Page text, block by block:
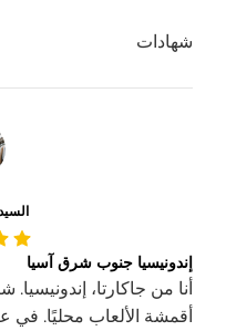
شهادات
إندونيسيا جنوب شرق آسيا
أنا من جاكارتا،